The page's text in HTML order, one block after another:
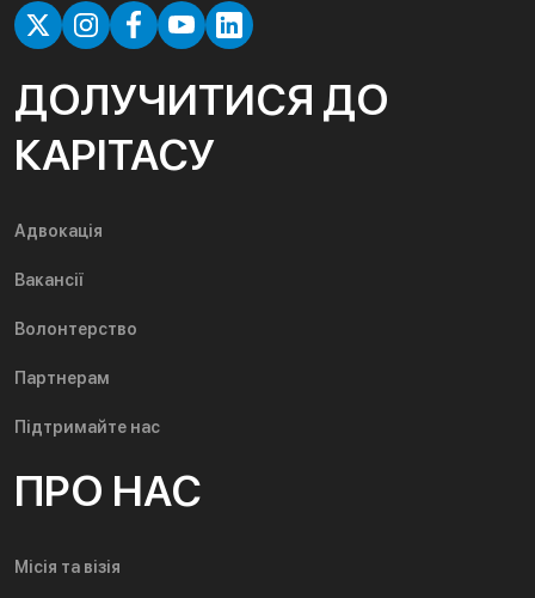
ДОЛУЧИТИСЯ ДО
КАРІТАСУ
Адвокація
Вакансії
Волонтерство
Партнерам
Підтримайте нас
ПРО НАС
Місія та візія